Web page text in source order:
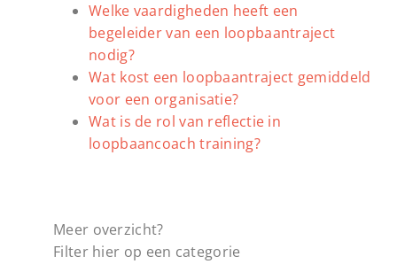
Welke vaardigheden heeft een
begeleider van een loopbaantraject
nodig?
Wat kost een loopbaantraject gemiddeld
voor een organisatie?
Wat is de rol van reflectie in
loopbaancoach training?
Meer overzicht?
Filter hier op een categorie